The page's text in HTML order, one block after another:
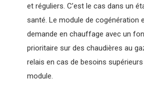
et réguliers. C’est le cas dans un
santé. Le module de cogénération
demande en chauffage avec un
prioritaire sur des chaudières au
relais en cas de besoins
module.